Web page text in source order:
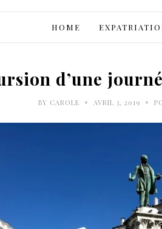
HOME
d’une
BY CAROLE • AVRIL 3, 2019 •